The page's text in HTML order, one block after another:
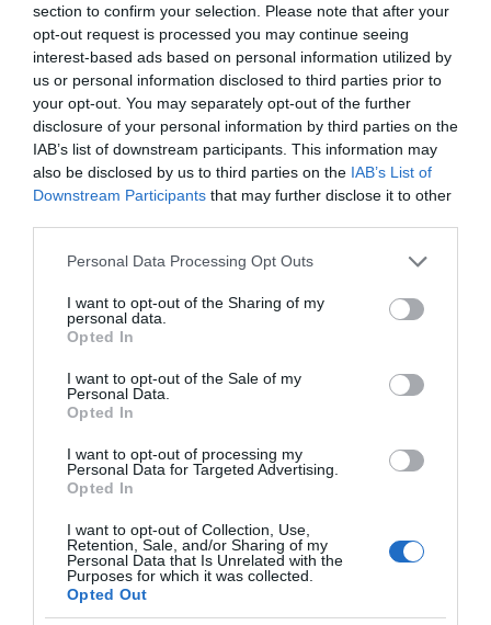
section to confirm your selection. Please note that after your
opt-out request is processed you may continue seeing
interest-based ads based on personal information utilized by
us or personal information disclosed to third parties prior to
your opt-out. You may separately opt-out of the further
disclosure of your personal information by third parties on the
IAB’s list of downstream participants. This information may
also be disclosed by us to third parties on the IAB’s List of
Downstream Participants that may further disclose it to other
Please note that this website/app uses one or more Google
not limited to your visit or usage behaviour. You may click to
grant or deny consent to Google and its third-party tags to
use your data for below specified purposes in below Google
consent section.
Personal Data Processing Opt Outs
I want to opt-out of the Sharing of my
personal data.
Opted In
I want to opt-out of the Sale of my
Personal Data.
Opted In
I want to opt-out of processing my
Personal Data for Targeted Advertising.
Opted In
I want to opt-out of Collection, Use,
Retention, Sale, and/or Sharing of my
Personal Data that Is Unrelated with the
Purposes for which it was collected.
Opted Out
ΠΑΤΗΣΤΕ ΓΙΑ LIVE ΚΙΝΗΣΗ
Live ενημέρωση για Κηφισό, Αττική Οδό και κέντρο Αθήνας από το
ΤΟ ΠΑΡΟΝ ΤΗΣ ΚΥΡΙΑΚΗΣ